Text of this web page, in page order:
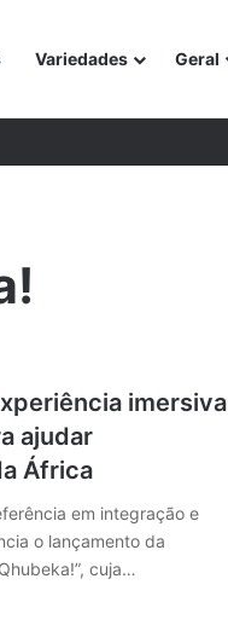
Variedades Geral
imersiva
ajudar
África
em integração e
o lançamento da
cuja…